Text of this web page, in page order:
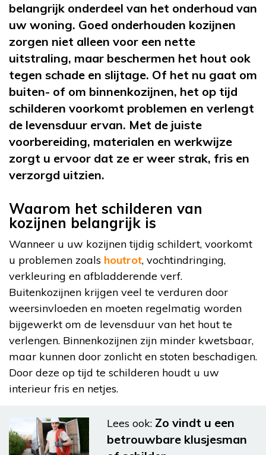
belangrijk onderdeel van het onderhoud van
uw woning. Goed onderhouden kozijnen
zorgen niet alleen voor een nette
uitstraling, maar beschermen het hout ook
tegen schade en slijtage. Of het nu gaat om
buiten- of om binnenkozijnen, het op tijd
schilderen voorkomt problemen en verlengt
de levensduur ervan. Met de juiste
voorbereiding, materialen en werkwijze
zorgt u ervoor dat ze er weer strak, fris en
verzorgd uitzien.
Waarom het schilderen van
kozijnen belangrijk is
Wanneer u uw kozijnen tijdig schildert, voorkomt
u problemen zoals houtrot, vochtindringing,
verkleuring en afbladderende verf.
Buitenkozijnen krijgen veel te verduren door
weersinvloeden en moeten regelmatig worden
bijgewerkt om de levensduur van het hout te
verlengen. Binnenkozijnen zijn minder kwetsbaar,
maar kunnen door zonlicht en stoten beschadigen.
Door deze op tijd te schilderen houdt u uw
interieur fris en netjes.
Lees ook: Zo vindt u een
betrouwbare klusjesman